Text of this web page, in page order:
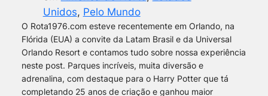
Unidos, Pelo Mundo
O Rota1976.com esteve recentemente em Orlando, na
Flórida (EUA) a convite da Latam Brasil e da Universal
Orlando Resort e contamos tudo sobre nossa experiência
neste post. Parques incríveis, muita diversão e
adrenalina, com destaque para o Harry Potter que tá
completando 25 anos de criação e ganhou maior